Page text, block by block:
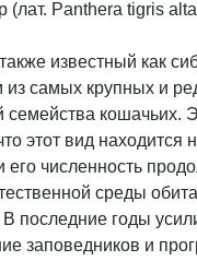
известный как
из самых крупных и
семейства кошачьих.
этот вид находится
его численность
среды
В последние годы
заповедников и